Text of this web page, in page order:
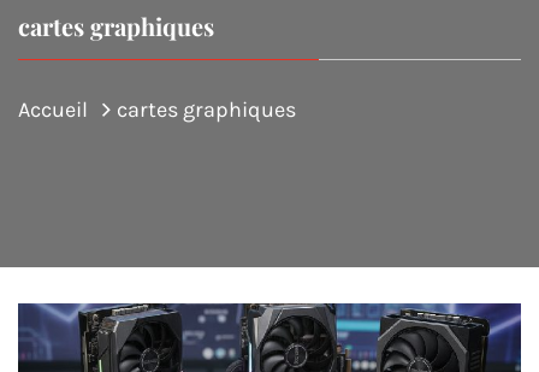
cartes graphiques
Accueil cartes graphiques